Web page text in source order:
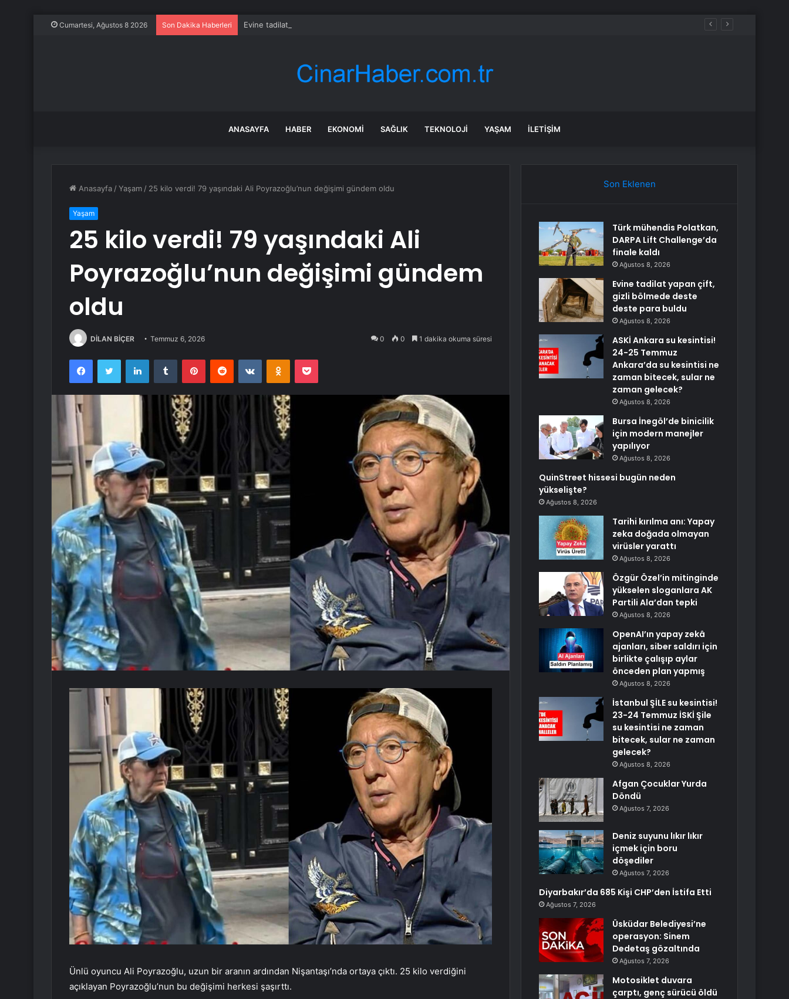
Cumartesi, Ağustos 8 2026 Son Dakika Haberleri Evine tadilat yapan çift, gizli bölmede deste deste para buldu
ANASAYFA HABER EKONOMI SAĞLIK TEKNOLOJI YAŞAM İLETIŞIM
Anasayfa /Yaşam / 25 kilo verdi! 79 yaşındaki Ali Poyrazoğlu’nun değişimi gündem oldu
Yaşam
25 kilo verdi! 79 yaşındaki Ali
Poyrazoğlu’nun değişimi gündem
oldu
DİLAN BİÇER Temmuz 6, 2026 0 0 1 dakika okuma süresi
FacebookTwitter LinkedInTumblr PinterestReddit VKontakteOdnoklassniki
Pocket
Ünlü oyuncu Ali Poyrazoğlu, uzun bir aranın ardından Nişantaşı’nda ortaya çıktı. 25 kilo verdiğini
açıklayan Poyrazoğlu’nun bu değişimi herkesi şaşırttı.
Son Eklenen
Türk mühendis Polatkan,
DARPA Lift Challenge’da
finale kaldı
Ağustos 8, 2026
Evine tadilat yapan çift,
gizli bölmede deste
deste para buldu
Ağustos 8, 2026
ASKİ Ankara su kesintisi!
24-25 Temmuz
Ankara’da su kesintisi ne
zaman bitecek, sular ne
zaman gelecek?
Ağustos 8, 2026
Bursa İnegöl’de binicilik
için modern manejler
yapılıyor
Ağustos 8, 2026
QuinStreet hissesi bugün neden
yükselişte?
Ağustos 8, 2026
Tarihi kırılma anı: Yapay
zeka doğada olmayan
virüsler yarattı
Ağustos 8, 2026
Özgür Özel’in mitinginde
yükselen sloganlara AK
Partili Ala’dan tepki
Ağustos 8, 2026
OpenAI’ın yapay zekâ
ajanları, siber saldırı için
birlikte çalışıp aylar
önceden plan yapmış
Ağustos 8, 2026
İstanbul ŞİLE su kesintisi!
23-24 Temmuz İSKİ Şile
su kesintisi ne zaman
bitecek, sular ne zaman
gelecek?
Ağustos 8, 2026
Afgan Çocuklar Yurda
Döndü
Ağustos 7, 2026
Deniz suyunu lıkır lıkır
içmek için boru
döşediler
Ağustos 7, 2026
Diyarbakır’da 685 Kişi CHP’den İstifa Etti
Ağustos 7, 2026
Üsküdar Belediyesi’ne
operasyon: Sinem
Dedetaş gözaltında
Ağustos 7, 2026
Motosiklet duvara
çarptı, genç sürücü öldü